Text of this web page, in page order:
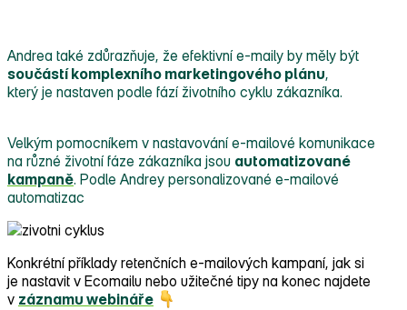
Andrea také zdůrazňuje, že efektivní e‑maily by měly být
součástí komplexního marketingového plánu,
který je nastaven podle fází životního cyklu zákazníka.
Velkým pomocníkem v nastavování e‑mailové komunikace
na různé životní fáze zákazníka jsou automatizované
kampaně. Podle Andrey personalizované e‑mailové
automatizac
Konkrétní příklady retenčních e‑mailových kampaní, jak si
je nastavit v Ecomailu nebo užitečné tipy na konec najdete
v záznamu webináře